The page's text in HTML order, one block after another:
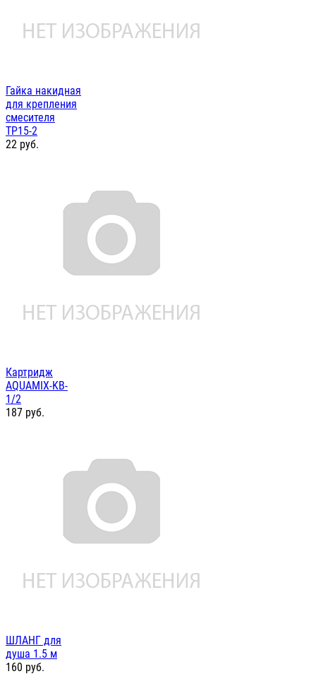
Гайка накидная
для крепления
смесителя
ТР15-2
22 руб.
Картридж
AQUAMIX-KB-
1/2
187 руб.
ШЛАНГ для
душа 1.5 м
160 руб.